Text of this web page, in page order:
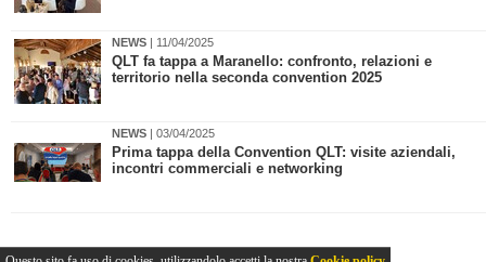
NEWS | 11/04/2025
​QLT fa tappa a Maranello: confronto, relazioni e
territorio nella seconda convention 2025
NEWS | 03/04/2025
​Prima tappa della Convention QLT: visite aziendali,
incontri commerciali e networking